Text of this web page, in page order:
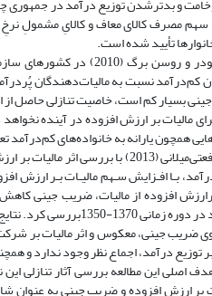
مصرف کالای معاف و کالایِ مشمولِ
تأیید شده است.
نتایج مطالعه تودر و
همچون یارانه به خانواده‌های کم‌درآمد
بـا افـزایش سـهم مالیـات بـر ارزش
نابرابری درآمد در
ضریب جینی، معکوس و اثر مالیات بر
توزیع درآمد، اجماع نظر وجود ندارد و